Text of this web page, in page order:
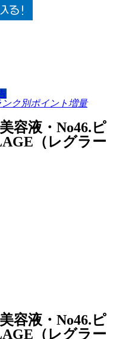
ンク別ポイント増量
容液・No46.ピ
（レグラー
容液・No46.ピ
（レグラー